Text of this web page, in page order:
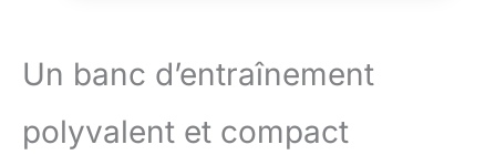
est fabriqué en acier épaissi robuste,
pour la stabilité. Le couvre-pieds réglable et
antidérapant maintient le banc incliné stable
Un banc d’entraînement
polyvalent et compact